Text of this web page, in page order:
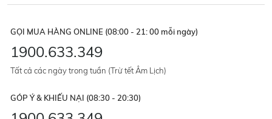
GỌI MUA HÀNG ONLINE (08:00 - 21: 00 mỗi ngày)
1900.633.349
Tất cả các ngày trong tuần (Trừ tết Âm Lịch)
GÓP Ý & KHIẾU NẠI (08:30 - 20:30)